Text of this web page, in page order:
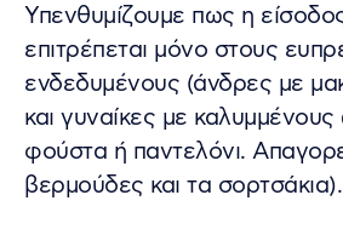
Υπενθυμίζουμε πως η
επιτρέπεται μόνο στους
ενδεδυμένους (άνδρες με
και γυναίκες με
φούστα ή παντελόνι.
βερμούδες και τα σορτσάκια).